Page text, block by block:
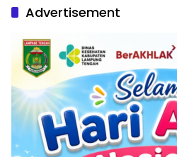
Advertisement